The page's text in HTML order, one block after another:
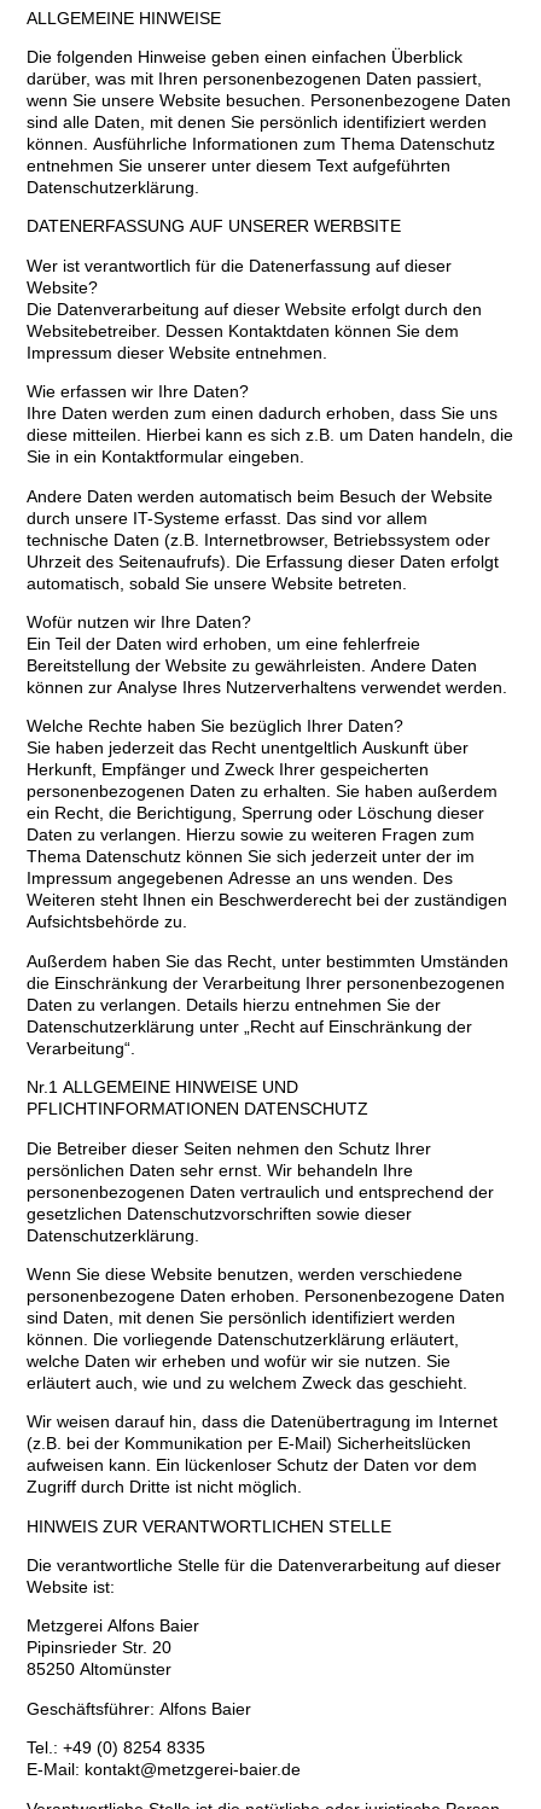
ALLGEMEINE HINWEISE
Die folgenden Hinweise geben einen einfachen Überblick
darüber, was mit Ihren personenbezogenen Daten passiert,
wenn Sie unsere Website besuchen. Personenbezogene Daten
sind alle Daten, mit denen Sie persönlich identifiziert werden
können. Ausführliche Informationen zum Thema Datenschutz
entnehmen Sie unserer unter diesem Text aufgeführten
Datenschutzerklärung.
DATENERFASSUNG AUF UNSERER WERBSITE
Wer ist verantwortlich für die Datenerfassung auf dieser
Website?
Die Datenverarbeitung auf dieser Website erfolgt durch den
Websitebetreiber. Dessen Kontaktdaten können Sie dem
Impressum dieser Website entnehmen.
Wie erfassen wir Ihre Daten?
Ihre Daten werden zum einen dadurch erhoben, dass Sie uns
diese mitteilen. Hierbei kann es sich z.B. um Daten handeln, die
Sie in ein Kontaktformular eingeben.
Andere Daten werden automatisch beim Besuch der Website
durch unsere IT-Systeme erfasst. Das sind vor allem
technische Daten (z.B. Internetbrowser, Betriebssystem oder
Uhrzeit des Seitenaufrufs). Die Erfassung dieser Daten erfolgt
automatisch, sobald Sie unsere Website betreten.
Wofür nutzen wir Ihre Daten?
Ein Teil der Daten wird erhoben, um eine fehlerfreie
Bereitstellung der Website zu gewährleisten. Andere Daten
können zur Analyse Ihres Nutzerverhaltens verwendet werden.
Welche Rechte haben Sie bezüglich Ihrer Daten?
Sie haben jederzeit das Recht unentgeltlich Auskunft über
Herkunft, Empfänger und Zweck Ihrer gespeicherten
personenbezogenen Daten zu erhalten. Sie haben außerdem
ein Recht, die Berichtigung, Sperrung oder Löschung dieser
Daten zu verlangen. Hierzu sowie zu weiteren Fragen zum
Thema Datenschutz können Sie sich jederzeit unter der im
Impressum angegebenen Adresse an uns wenden. Des
Weiteren steht Ihnen ein Beschwerderecht bei der zuständigen
Aufsichtsbehörde zu.
Außerdem haben Sie das Recht, unter bestimmten Umständen
die Einschränkung der Verarbeitung Ihrer personenbezogenen
Daten zu verlangen. Details hierzu entnehmen Sie der
Datenschutzerklärung unter „Recht auf Einschränkung der
Verarbeitung“.
Nr.1 ALLGEMEINE HINWEISE UND
PFLICHTINFORMATIONEN DATENSCHUTZ
Die Betreiber dieser Seiten nehmen den Schutz Ihrer
persönlichen Daten sehr ernst. Wir behandeln Ihre
personenbezogenen Daten vertraulich und entsprechend der
gesetzlichen Datenschutzvorschriften sowie dieser
Datenschutzerklärung.
Wenn Sie diese Website benutzen, werden verschiedene
personenbezogene Daten erhoben. Personenbezogene Daten
sind Daten, mit denen Sie persönlich identifiziert werden
können. Die vorliegende Datenschutzerklärung erläutert,
welche Daten wir erheben und wofür wir sie nutzen. Sie
erläutert auch, wie und zu welchem Zweck das geschieht.
Wir weisen darauf hin, dass die Datenübertragung im Internet
(z.B. bei der Kommunikation per E-Mail) Sicherheitslücken
aufweisen kann. Ein lückenloser Schutz der Daten vor dem
Zugriff durch Dritte ist nicht möglich.
HINWEIS ZUR VERANTWORTLICHEN STELLE
Die verantwortliche Stelle für die Datenverarbeitung auf dieser
Website ist:
Metzgerei Alfons Baier
Pipinsrieder Str. 20
85250 Altomünster
Geschäftsführer: Alfons Baier
Tel.: +49 (0) 8254 8335
E-Mail: kontakt@metzgerei-baier.de